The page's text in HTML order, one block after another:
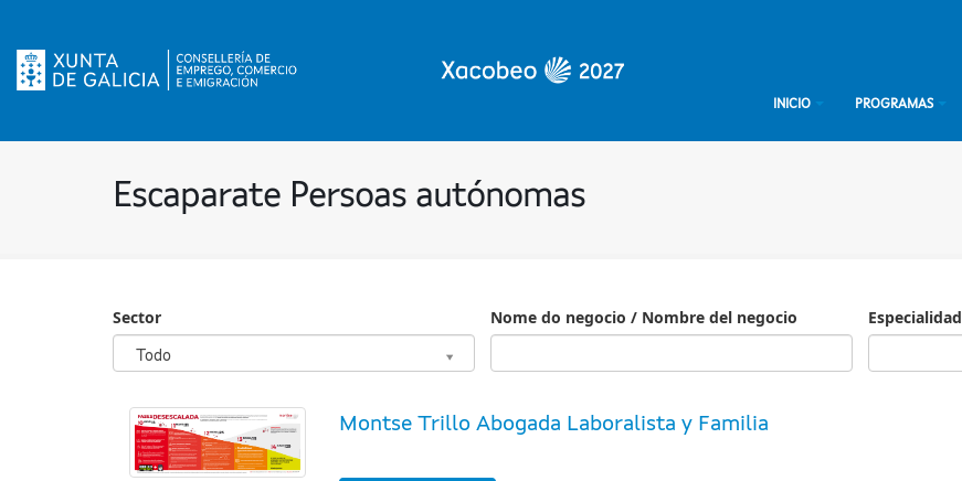
INICIO PROGRAMAS
Escaparate Persoas autónomas
Sector
Todo
Sector
Nome do negocio / Nombre del negocio
Especialidad
Montse Trillo Abogada Laboralista y Familia